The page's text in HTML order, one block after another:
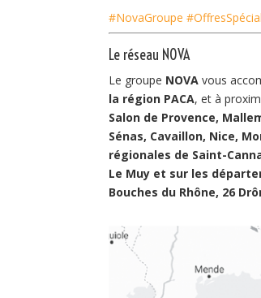
#NovaGroupe
Le réseau NOVA
Le groupe NOVAvous
la région PACA, et à
Salon de Provence,
Sénas, Cavaillon, Nice,
régionales de Saint-
Le Muy et sur les
Bouches du Rhône, 26